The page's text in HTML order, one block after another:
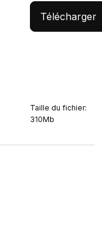
Télécharger
Taille du fichier:
310Mb